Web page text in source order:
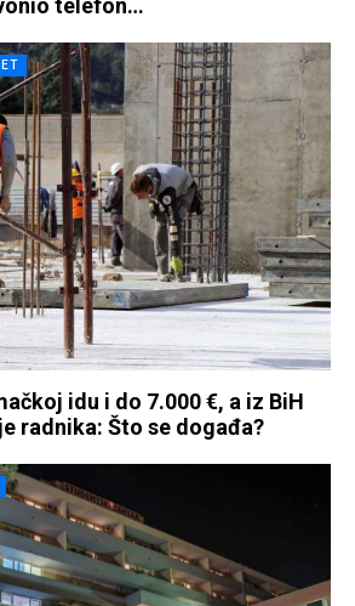
telefon…
idu i do 7.000 €, a iz BiH
radnika: Što se događa?